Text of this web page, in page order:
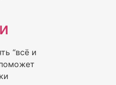
“всё и